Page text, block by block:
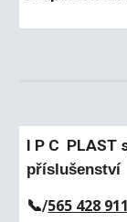
I P C PLAST
příslušenství
📞/565 428